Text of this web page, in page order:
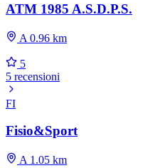
ATM 1985 A.S.D.P.S.
A 0.96 km
5
5 recensioni
FI
Fisio&Sport
A 1.05 km